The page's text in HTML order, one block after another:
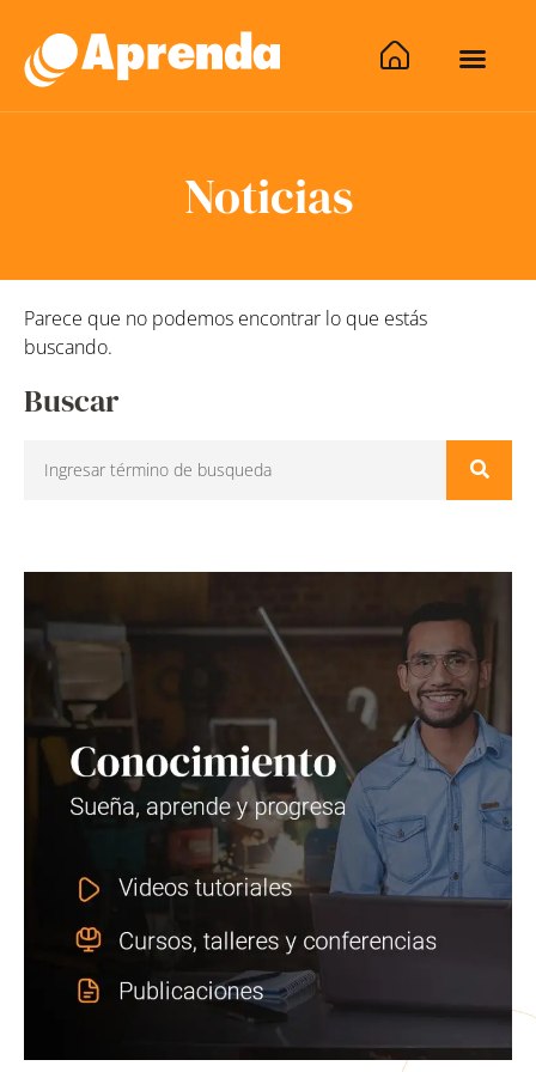
Noticias
Parece que no podemos encontrar lo que estás
buscando.
Buscar